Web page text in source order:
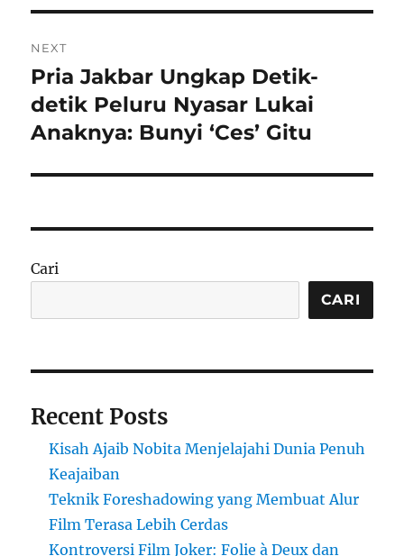
NEXT
Next
post:
Pria Jakbar Ungkap Detik-
detik Peluru Nyasar Lukai
Anaknya: Bunyi ‘Ces’ Gitu
Cari
CARI
Recent Posts
Kisah Ajaib Nobita Menjelajahi Dunia Penuh
Keajaiban
Teknik Foreshadowing yang Membuat Alur
Film Terasa Lebih Cerdas
Kontroversi Film Joker: Folie à Deux dan